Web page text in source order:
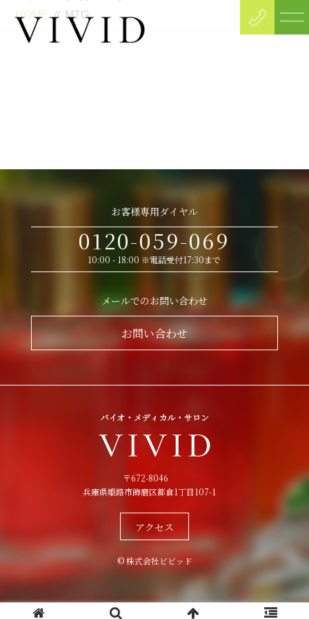
HOME // MTG
お客様専用ダイヤル
0120-059-069
10:00 - 18:00 ※電話受付17:30まで
メールでのお問い合わせ
お問い合わせ
〒672-8046
兵庫県姫路市飾磨区都倉1丁目107-1
アクセス
© 株式会社ビビッド